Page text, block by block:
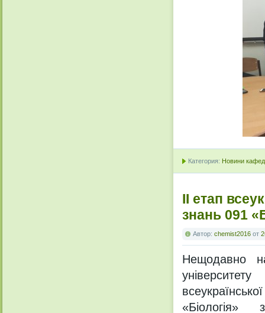
Категория: Новини
ІІ етап
знань 091
Автор: chemist2016 от
Нещодавно
«Біологія»